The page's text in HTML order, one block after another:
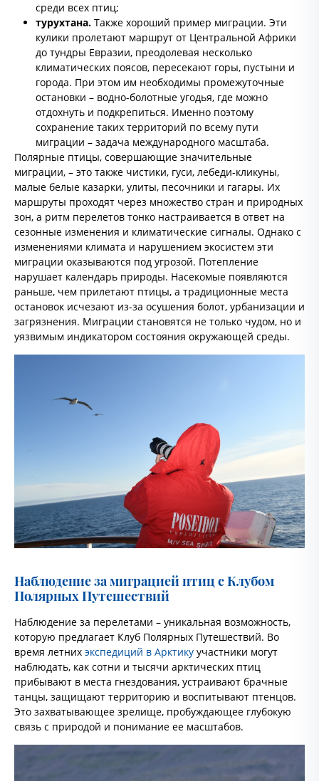
среди всех птиц;
турухтана. Также хороший пример миграции. Эти
кулики пролетают маршрут от Центральной Африки
до тундры Евразии, преодолевая несколько
климатических поясов, пересекают горы, пустыни и
города. При этом им необходимы промежуточные
остановки – водно-болотные угодья, где можно
отдохнуть и подкрепиться. Именно поэтому
сохранение таких территорий по всему пути
миграции – задача международного масштаба.
Полярные птицы, совершающие значительные
миграции, – это также чистики, гуси, лебеди-кликуны,
малые белые казарки, улиты, песочники и гагары. Их
маршруты проходят через множество стран и природных
зон, а ритм перелетов тонко настраивается в ответ на
сезонные изменения и климатические сигналы. Однако с
изменениями климата и нарушением экосистем эти
миграции оказываются под угрозой. Потепление
нарушает календарь природы. Насекомые появляются
раньше, чем прилетают птицы, а традиционные места
остановок исчезают из-за осушения болот, урбанизации и
загрязнения. Миграции становятся не только чудом, но и
уязвимым индикатором состояния окружающей среды.
Наблюдение за миграцией птиц с Клубом
Полярных Путешествий
Наблюдение за перелетами – уникальная возможность,
которую предлагает Клуб Полярных Путешествий. Во
время летних экспедиций в Арктику участники могут
наблюдать, как сотни и тысячи арктических птиц
прибывают в места гнездования, устраивают брачные
танцы, защищают территорию и воспитывают птенцов.
Это захватывающее зрелище, пробуждающее глубокую
связь с природой и понимание ее масштабов.